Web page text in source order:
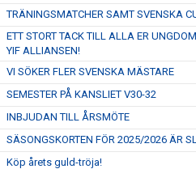
TRÄNINGSMATCHER SAMT SVENSKA
ETT STORT TACK TILL ALLA ER
YIF ALLIANSEN!
VI SÖKER FLER SVENSKA MÄSTARE
SEMESTER PÅ KANSLIET V30-32
INBJUDAN TILL ÅRSMÖTE
SÄSONGSKORTEN FÖR 2025/2026 ÄR
Köp årets guld-tröja!